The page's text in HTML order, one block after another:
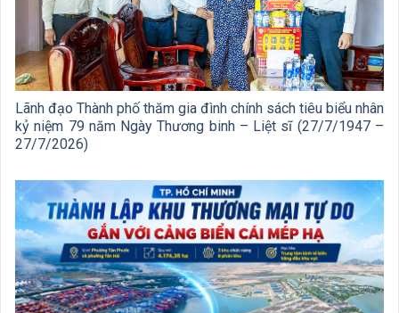
Lãnh đạo Thành phố thăm gia đình chính sách tiêu biểu nhân
kỷ niệm 79 năm Ngày Thương binh – Liệt sĩ (27/7/1947 –
27/7/2026)